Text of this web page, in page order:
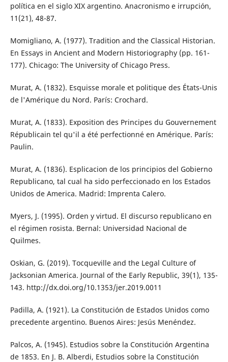
política en el siglo XIX argentino. Anacronismo e irrupción,
11(21), 48-87.
Momigliano, A. (1977). Tradition and the Classical Historian.
En Essays in Ancient and Modern Historiography (pp. 161-
177). Chicago: The University of Chicago Press.
Murat, A. (1832). Esquisse morale et politique des États-Unis
de l'Amérique du Nord. París: Crochard.
Murat, A. (1833). Exposition des Principes du Gouvernement
Républicain tel qu'il a été perfectionné en Amérique. París:
Paulin.
Murat, A. (1836). Esplicacion de los principios del Gobierno
Republicano, tal cual ha sido perfeccionado en los Estados
Unidos de America. Madrid: Imprenta Calero.
Myers, J. (1995). Orden y virtud. El discurso republicano en
el régimen rosista. Bernal: Universidad Nacional de
Quilmes.
Oskian, G. (2019). Tocqueville and the Legal Culture of
Jacksonian America. Journal of the Early Republic, 39(1), 135-
143. http://dx.doi.org/10.1353/jer.2019.0011
Padilla, A. (1921). La Constitución de Estados Unidos como
precedente argentino. Buenos Aires: Jesús Menéndez.
Palcos, A. (1945). Estudios sobre la Constitución Argentina
de 1853. En J. B. Alberdi, Estudios sobre la Constitución